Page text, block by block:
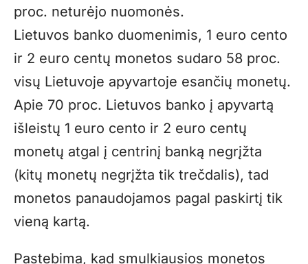
proc. neturėjo nuomonės.
Lietuvos banko duomenimis, 1 euro cento
ir 2 euro centų monetos sudaro 58 proc.
visų Lietuvoje apyvartoje esančių monetų.
Apie 70 proc. Lietuvos banko į apyvartą
išleistų 1 euro cento ir 2 euro centų
monetų atgal į centrinį banką negrįžta
(kitų monetų negrįžta tik trečdalis), tad
monetos panaudojamos pagal paskirtį tik
vieną kartą.
Pastebima, kad smulkiausios monetos